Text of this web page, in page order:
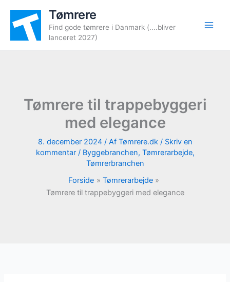
indholdet
Tømrere
Find gode tømrere i Danmark (....bliver
lanceret 2027)
Tømrere til trappebyggeri
med elegance
8. december 2024 / Af Tømrere.dk / Skriv en
kommentar / Byggebranchen, Tømrerarbejde,
Tømrerbranchen
Forside
Tømrerarbejde
Tømrere til trappebyggeri med elegance